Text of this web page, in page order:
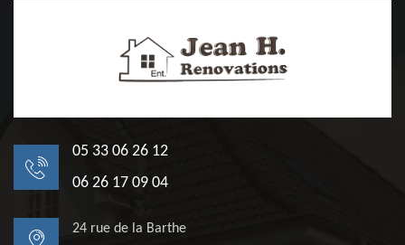
05 33 06 26 12
06 26 17 09 04
24 rue de la Barthe